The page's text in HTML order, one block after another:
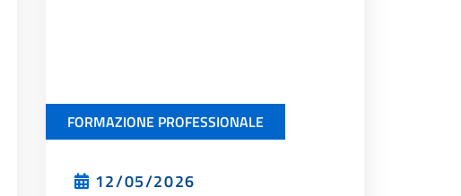
FORMAZIONE PROFESSIONALE
12/05/2026